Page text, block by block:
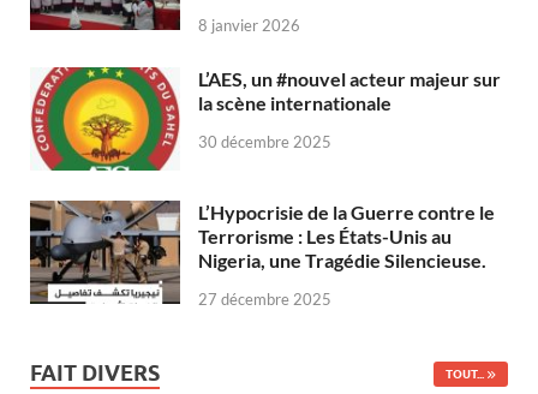
8 janvier 2026
L’AES, un #nouvel acteur majeur sur
la scène internationale
30 décembre 2025
L’Hypocrisie de la Guerre contre le
Terrorisme : Les États-Unis au
Nigeria, une Tragédie Silencieuse.
27 décembre 2025
FAIT DIVERS TOUT...